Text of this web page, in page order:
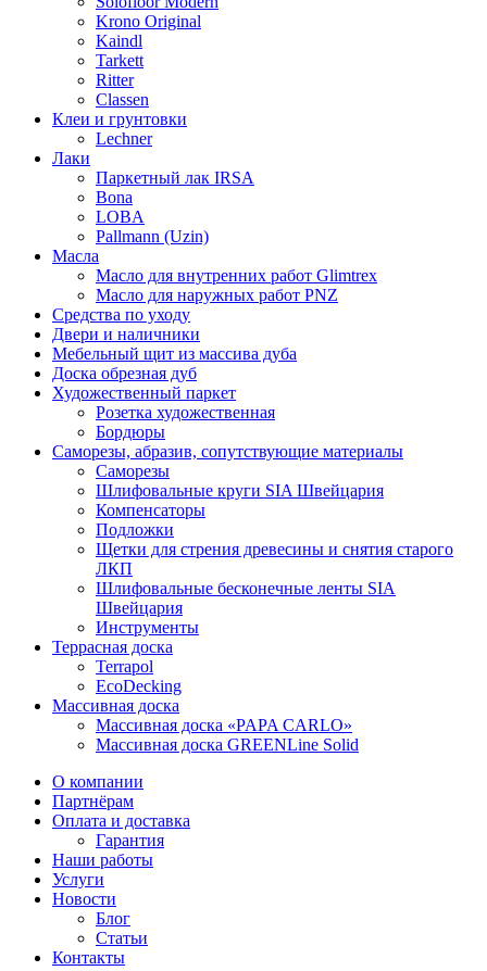
Krono Original
Kaindl
Tarkett
Ritter
Classen
Клеи и грунтовки
Lechner
Лаки
Паркетный лак IRSA
Bona
LOBA
Pallmann (Uzin)
Масла
Масло для внутренних работ Glimtrex
Масло для наружных работ PNZ
Средства по уходу
Двери и наличники
Мебельный щит из массива дуба
Доска обрезная дуб
Художественный паркет
Розетка художественная
Бордюры
Саморезы, абразив, сопутствующие материалы
Саморезы
Шлифовальные круги SIA Швейцария
Компенсаторы
Подложки
Щетки для стрения древесины и снятия старого
ЛКП
Шлифовальные бесконечные ленты SIA
Швейцария
Инструменты
Террасная доска
Terrapol
EcoDecking
Массивная доска
Массивная доска «PAPA CARLO»
Массивная доска GREENLine Solid
О компании
Партнёрам
Оплата и доставка
Гарантия
Наши работы
Услуги
Новости
Блог
Статьи
Контакты